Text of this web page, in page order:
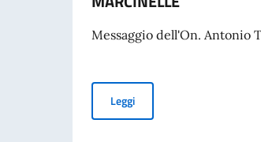
Messaggio dell'On. Antonio
LeggiMESSAGGIO DELL’ON.